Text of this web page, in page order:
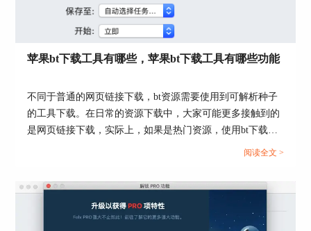
出现的限制下
载速度和限制上传速度。
首先限制下载速度包括无限制选项、自动以及
度设定为20KB/s时，那么Folx软件就会限制下载的
速度最大值为20KB/s。
苹果bt下载工具有哪些，苹果bt下载工具有哪些功能
不同于普通的网页链接下载，bt资源需要使用到可解析种子
的工具下载。在日常的资源下载中，大家可能更多接触到的
是网页链接下载，实际上，如果是热门资源，使用bt下载速
度会更快。本文会给大家介绍苹果bt下载工具有哪些，苹果
的小伙伴，可以看起来了！...
阅读全文 >